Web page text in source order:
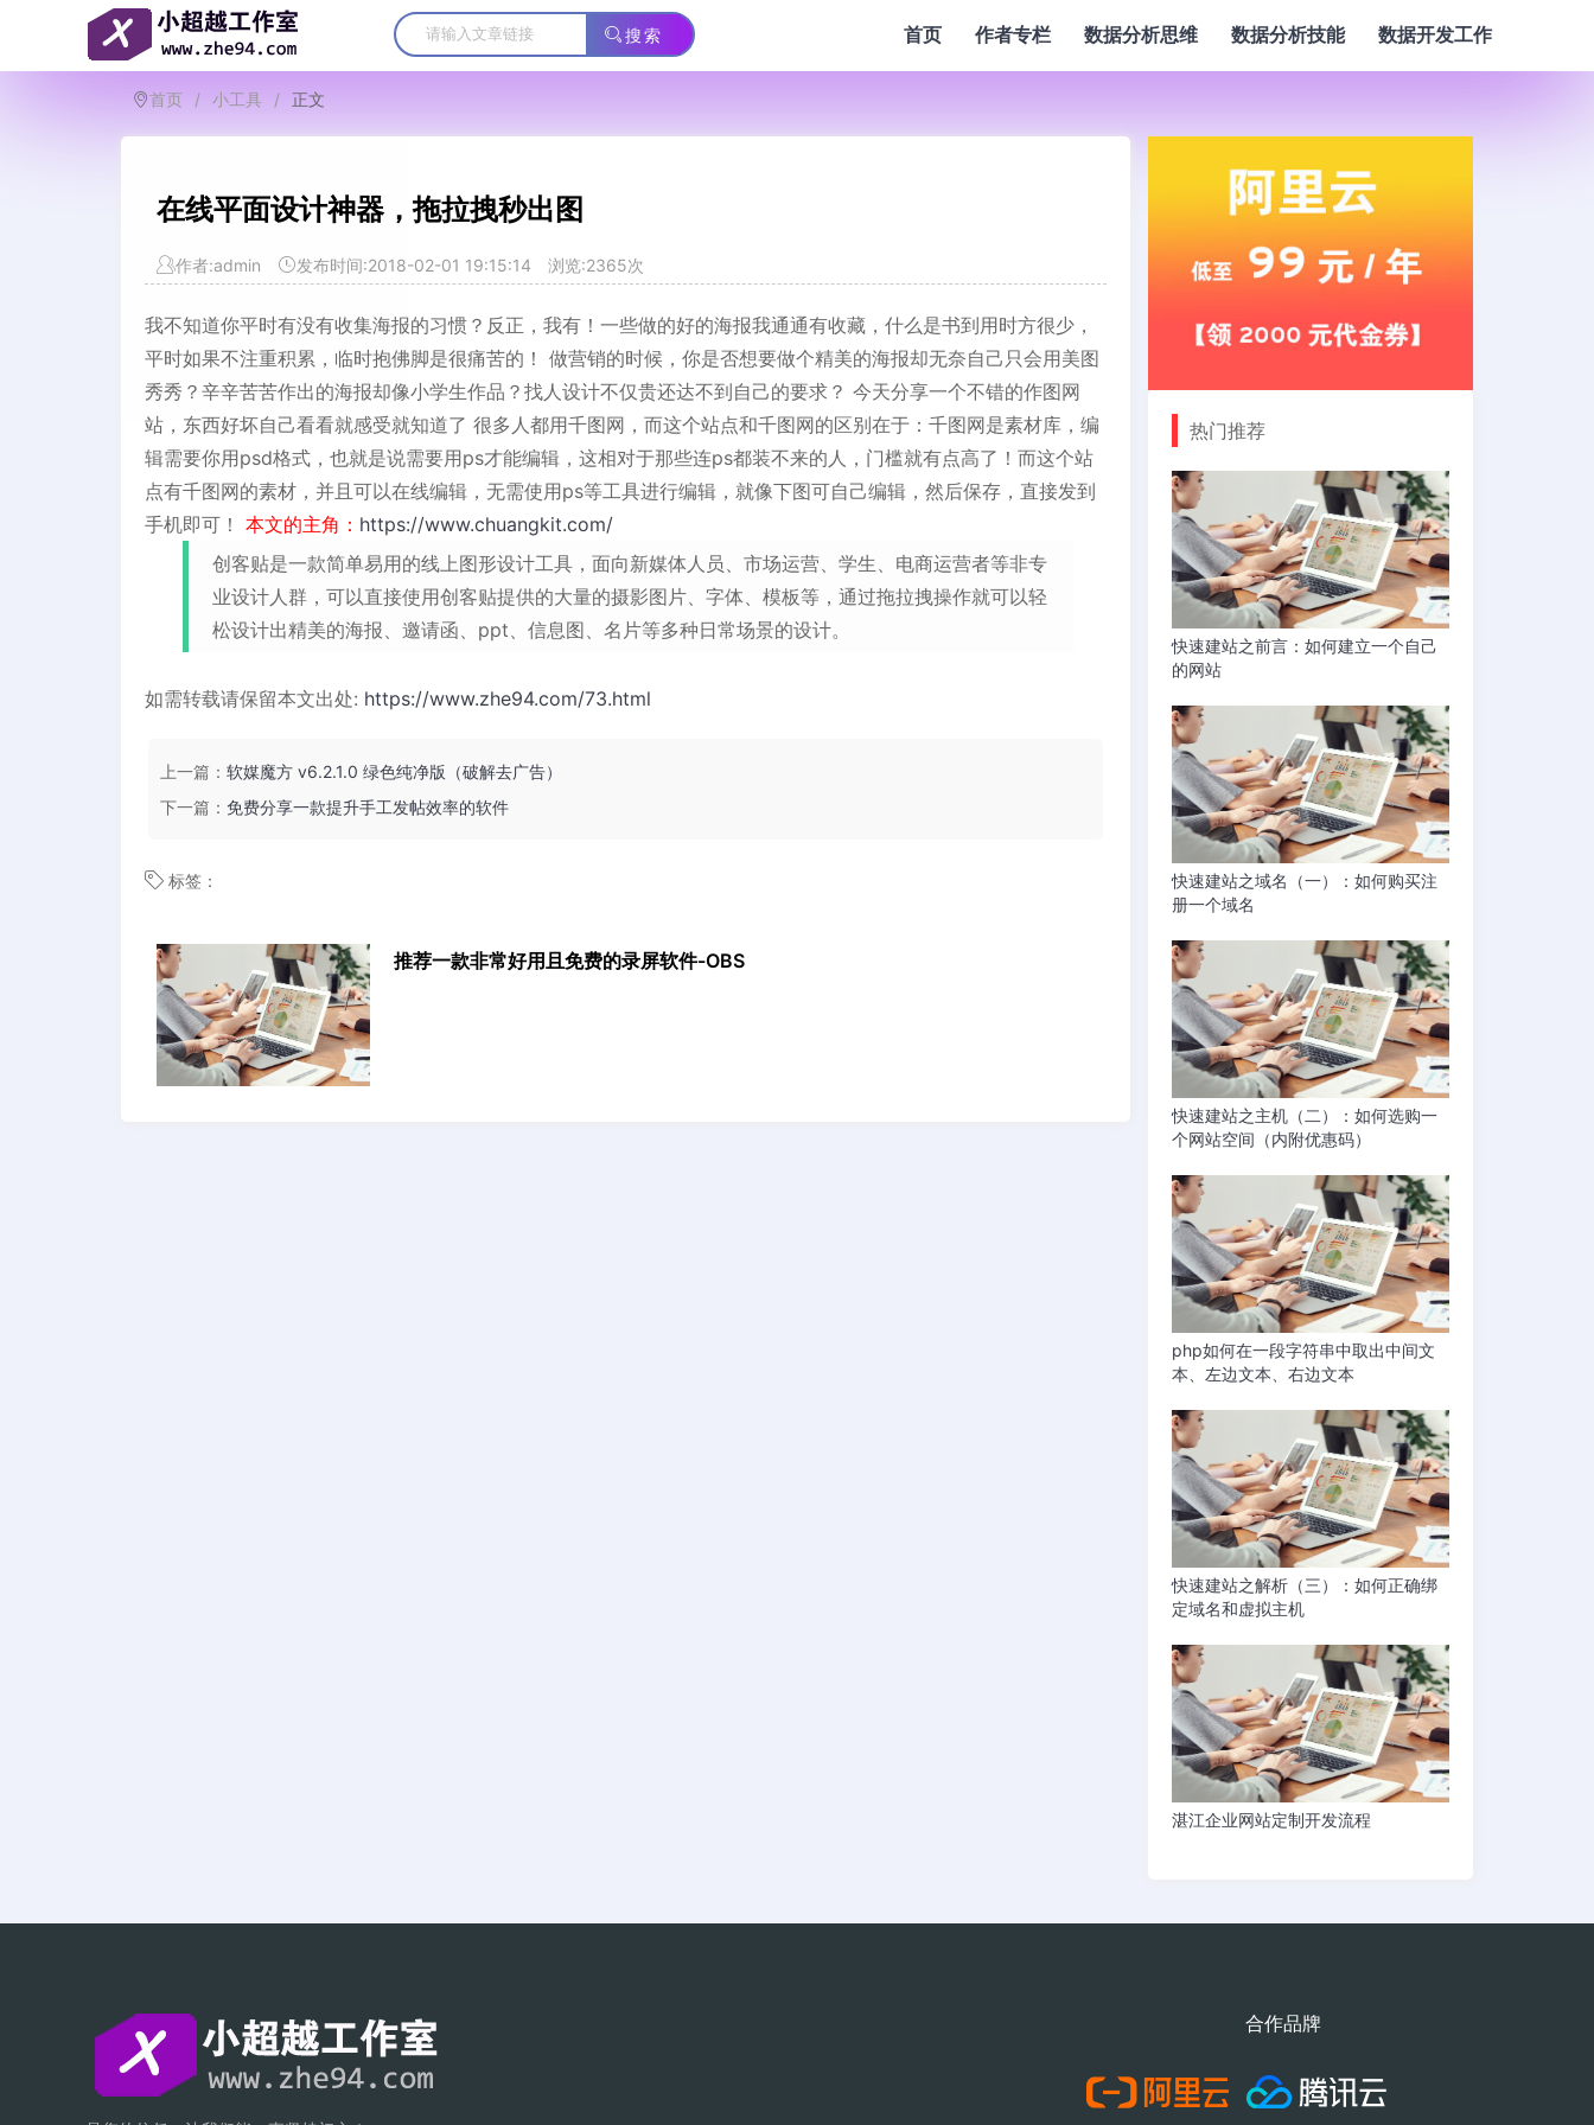
搜索 首页 作者专栏 数据分析思维 数据分析技能 数据开发工作
首页 / 小工具 / 正文
在线平面设计神器，拖拉拽秒出图
作者:admin 发布时间:2018-02-01 19:15:14 浏览:2365次
我不知道你平时有没有收集海报的习惯？反正，我有！一些做的好的海报我通通有收藏，什么是书到用时方很少，
平时如果不注重积累，临时抱佛脚是很痛苦的！ 做营销的时候，你是否想要做个精美的海报却无奈自己只会用美图
秀秀？辛辛苦苦作出的海报却像小学生作品？找人设计不仅贵还达不到自己的要求？ 今天分享一个不错的作图网
站，东西好坏自己看看就感受就知道了 很多人都用千图网，而这个站点和千图网的区别在于：千图网是素材库，编
辑需要你用psd格式，也就是说需要用ps才能编辑，这相对于那些连ps都装不来的人，门槛就有点高了！而这个站
点有千图网的素材，并且可以在线编辑，无需使用ps等工具进行编辑，就像下图可自己编辑，然后保存，直接发到
手机即可！ 本文的主角： https://www.chuangkit.com/
创客贴是一款简单易用的线上图形设计工具，面向新媒体人员、市场运营、学生、电商运营者等非专
业设计人群，可以直接使用创客贴提供的大量的摄影图片、字体、模板等，通过拖拉拽操作就可以轻
松设计出精美的海报、邀请函、ppt、信息图、名片等多种日常场景的设计。
如需转载请保留本文出处: https://www.zhe94.com/73.html
上一篇： 软媒魔方 v6.2.1.0 绿色纯净版（破解去广告）
下一篇： 免费分享一款提升手工发帖效率的软件
标签：
推荐一款非常好用且免费的录屏软件-OBS
热门推荐
快速建站之前言：如何建立一个自己
的网站
快速建站之域名（一）：如何购买注
册一个域名
快速建站之主机（二）：如何选购一
个网站空间（内附优惠码）
php如何在一段字符串中取出中间文
本、左边文本、右边文本
快速建站之解析（三）：如何正确绑
定域名和虚拟主机
湛江企业网站定制开发流程
合作品牌